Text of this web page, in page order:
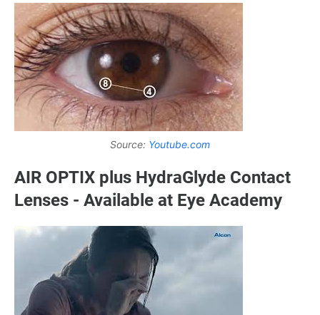
Source: Youtube.com
AIR OPTIX plus HydraGlyde Contact
Lenses - Available at Eye Academy